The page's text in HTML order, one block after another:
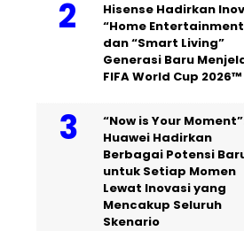
Hisense Hadirkan
“Home
dan “Smart Living”
Generasi Baru
FIFA World Cup 2026™
“Now is Your
Huawei Hadirkan
Berbagai Potensi
untuk Setiap Momen
Lewat Inovasi yang
Mencakup Seluruh
Skenario